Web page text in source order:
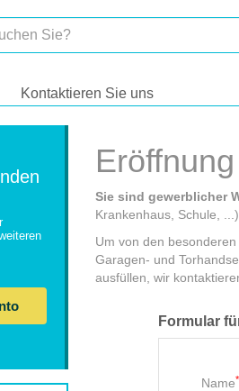
Kontaktieren Sie uns
Sie sind gewerblicher
Krankenhaus, Schule,
Um von den
Garagen- und
ausfüllen, wir
Formular
Name*